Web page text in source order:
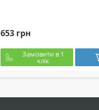
653 грн
Замовити в 1
клік